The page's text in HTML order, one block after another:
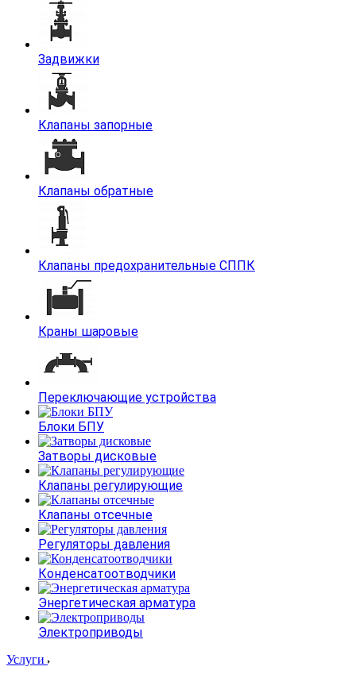
Задвижки
Клапаны запорные
Клапаны обратные
Клапаны предохранительные СППК
Краны шаровые
Переключающие устройства
Блоки БПУ
Затворы дисковые
Клапаны регулирующие
Клапаны отсечные
Регуляторы давления
Конденсатоотводчики
Энергетическая арматура
Электроприводы
Услуги